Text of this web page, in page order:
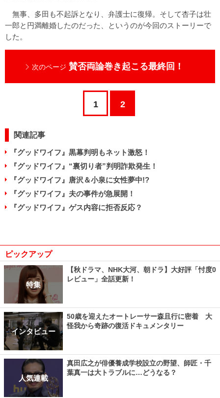
無事、多田も不起訴となり、弁護士に復帰。そして杏子は壮
一郎と円満離婚したのだった、というのが今回のストーリーで
した。
次のページ 賛否両論巻き起こる最終回！
1 2
関連記事
『グッドワイフ』黒幕判明もネット激怒！
『グッドワイフ』“裏切り者”判明詐欺発生！
『グッドワイフ』唐沢＆小泉に女性夢中!?
『グッドワイフ』夫の事件が急展開！
『グッドワイフ』ゲス内容に拒否反応？
ピックアップ
特集
【秋ドラマ、NHK大河、朝ドラ】大好評「忖度0
レビュー」全話更新！
インタビュー
50歳を迎えたオートレーサー森且行に密着 大
怪我から奇跡の復活ドキュメンタリー
人気連載
真田広之が俳優養成学校設立の野望、師匠・千
葉真一は大トラブルに…どうなる？